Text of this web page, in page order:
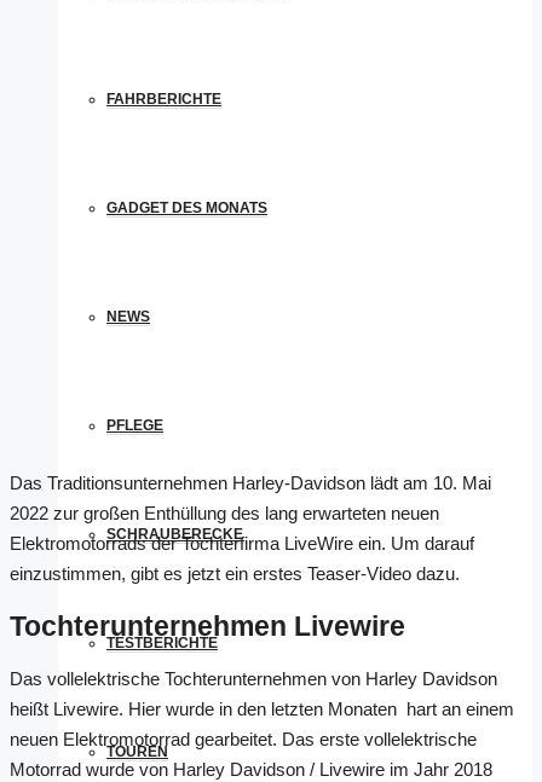
FAHRBERICHTE
GADGET DES MONATS
NEWS
PFLEGE
SCHRAUBERECKE
TESTBERICHTE
TOUREN
Das Traditionsunternehmen Harley-Davidson lädt am 10. Mai
2022 zur großen Enthüllung des lang erwarteten neuen
Elektromotorrads der Tochterfirma LiveWire ein. Um darauf
einzustimmen, gibt es jetzt ein erstes Teaser-Video dazu.
Tochterunternehmen Livewire
Das vollelektrische Tochterunternehmen von Harley Davidson
heißt Livewire. Hier wurde in den letzten Monaten hart an einem
neuen Elektromotorrad gearbeitet. Das erste vollelektrische
Motorrad wurde von Harley Davidson / Livewire im Jahr 2018